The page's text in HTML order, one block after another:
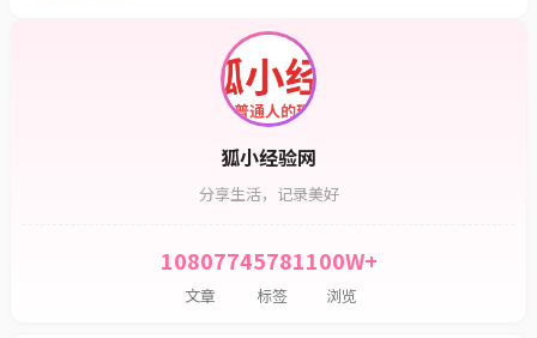
狐小经验网
分享生活，记录美好
108077
文章
45781
标签
100W+
浏览